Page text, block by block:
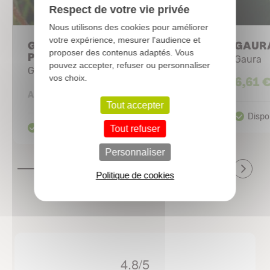
GAURA lindheimeri 'Siskiyou
Pink'
Gaura
2,62 €
Gaura
6,61
4.8/5
Respect de votre vie privée
Nous utilisons des cookies pour améliorer
votre expérience, mesurer l'audience et
proposer des contenus adaptés. Vous
pouvez accepter, refuser ou personnaliser
vos choix.
Tout accepter
Tout refuser
Personnaliser
Politique de cookies